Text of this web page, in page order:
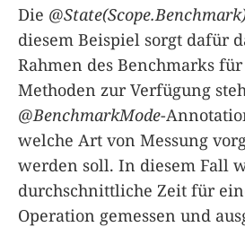
Die
diesem Beispiel sorgt dafür
Rahmen des Benchmarks
Methoden zur Verfügung
@BenchmarkMode-
welche Art von Messung
werden soll. In diesem Fall
durchschnittliche Zeit für
Operation gemessen und